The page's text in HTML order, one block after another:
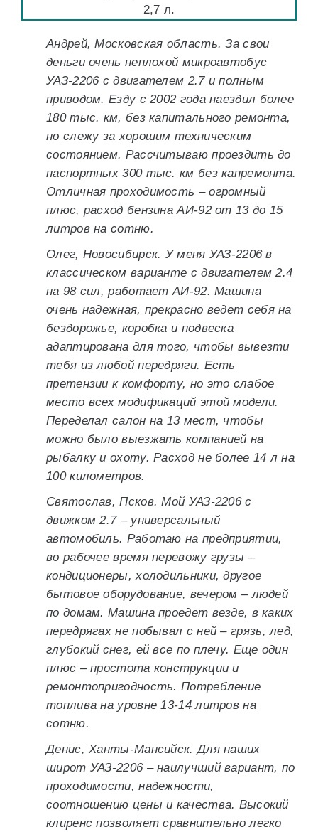
2,7 л.
Андрей, Московская область. За свои
деньги очень неплохой микроавтобус
УАЗ-2206 с двигателем 2.7 и полным
приводом. Езду с 2002 года наездил более
180 тыс. км, без капитального ремонта,
но слежу за хорошим техническим
состоянием. Рассчитываю проездить до
паспортных 300 тыс. км без капремонта.
Отличная проходимость – огромный
плюс, расход бензина АИ-92 от 13 до 15
литров на сотню.
Олег, Новосибирск. У меня УАЗ-2206 в
классическом варианте с двигателем 2.4
на 98 сил, работает АИ-92. Машина
очень надежная, прекрасно ведет себя на
бездорожье, коробка и подвеска
адаптирована для того, чтобы вывезти
тебя из любой передряги. Есть
претензии к комфорту, но это слабое
место всех модификаций этой модели.
Переделал салон на 13 мест, чтобы
можно было выезжать компанией на
рыбалку и охоту. Расход не более 14 л на
100 километров.
Святослав, Псков. Мой УАЗ-2206 с
движком 2.7 – универсальный
автомобиль. Работаю на предприятии,
во рабочее время перевожу грузы –
кондиционеры, холодильники, другое
бытовое оборудование, вечером – людей
по домам. Машина проедет везде, в каких
передрягах не побывал с ней – грязь, лед,
глубокий снег, ей все по плечу. Еще один
плюс – простота конструкции и
ремонтопригодность. Потребление
топлива на уровне 13-14 литров на
сотню.
Денис, Ханты-Мансийск. Для наших
широт УАЗ-2206 – наилучший вариант, по
проходимости, надежности,
соотношению цены и качества. Высокий
клиренс позволяет сравнительно легко